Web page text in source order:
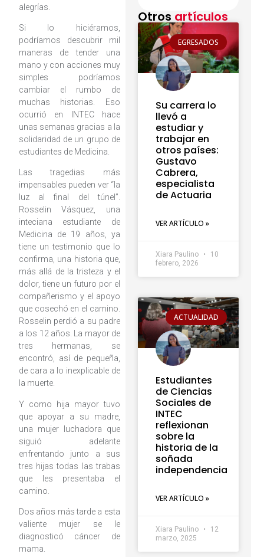
alegrías.
Si lo hiciéramos,
podríamos descubrir mil
maneras de tender una
mano y con acciones muy
simples podríamos
cambiar el rumbo de
muchas historias. Eso
ocurrió en INTEC hace
unas semanas gracias a la
solidaridad de un grupo de
estudiantes de Medicina.
Las tragedias más
impensables pueden ver “la
luz al final del túnel”.
Rosselin Vásquez, una
inteciana estudiante de
Medicina de 19 años, ya
tiene un testimonio que lo
confirma, una historia que,
más allá de la tristeza y el
dolor, tiene un futuro por el
compañerismo y el apoyo
que cosechó en el camino.
Rosselin perdió a su padre
a los 12 años. La mayor de
tres hermanas, se
encontró, así de pequeña,
de cara a lo inexplicable de
la muerte.
Y como hija mayor tuvo
que apoyar a su madre,
una mujer luchadora que
siguió adelante
enfrentando junto a sus
tres hijas todas las trabas
que les presentaba el
camino.
Dos años más tarde a esta
valiente mujer se le
diagnosticó cáncer de
mama.
Otros artículos
EGRESADOS
Su carrera lo
llevó a
estudiar y
trabajar en
otros países:
Gustavo
Cabrera,
especialista
de Actuaria
VER ARTÍCULO »
Xiara Paulino
10
febrero, 2026
ACTUALIDAD
Estudiantes
de Ciencias
Sociales de
INTEC
reflexionan
sobre la
historia de la
soñada
independencia
VER ARTÍCULO »
Xiara Paulino
12
marzo, 2025